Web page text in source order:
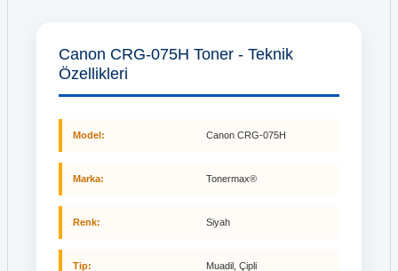
Canon CRG-075H Toner - Teknik
Özellikleri
Model: Canon CRG-075H
Marka: Tonermax®
Renk: Siyah
Tip: Muadil, Çipli